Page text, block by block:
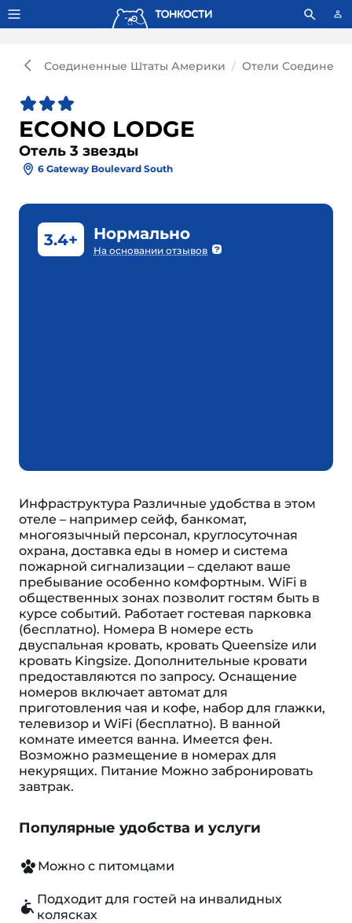
Тонкости используют сookie-файлы. Что это значит?
Соединенные Штаты Америки Отели
ECONO LODGE
Отель 3 звезды
6 Gateway Boulevard South
3.4+ Нормально
На основании отзывов
Инфраструктура Различные удобства в этом
отеле – например сейф, банкомат,
многоязычный персонал, круглосуточная
охрана, доставка еды в номер и система
пожарной сигнализации – сделают ваше
пребывание особенно комфортным. WiFi в
общественных зонах позволит гостям быть в
курсе событий. Работает гостевая парковка
(бесплатно). Номера В номере есть
двуспальная кровать, кровать Queensize или
кровать Kingsize. Дополнительные кровати
предоставляются по запросу. Оснащение
номеров включает автомат для
приготовления чая и кофе, набор для глажки,
телевизор и WiFi (бесплатно). В ванной
комнате имеется ванна. Имеется фен.
Возможно размещение в номерах для
некурящих. Питание Можно забронировать
завтрак.
Популярные удобства и услуги
Можно с питомцами
Подходит для гостей на инвалидных
колясках